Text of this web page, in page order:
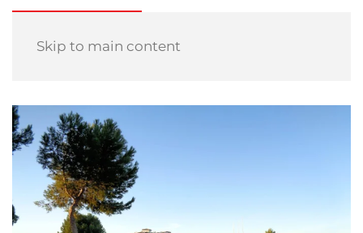
Skip to main content